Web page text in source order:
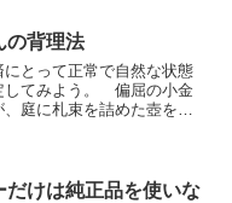
の背理法
にとって正常で自然な状態
してみよう。 偏屈の小金
庭に札束を詰めた壺を埋
て、爺さんは...
だけは純正品を使いな